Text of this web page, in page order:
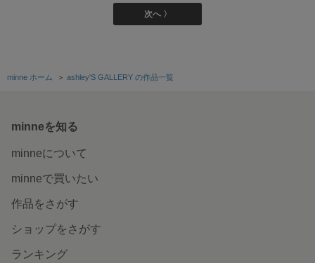
次へ 〉
minne ホーム ＞ ashley'S GALLERY の作品一覧
minneを知る
minneについて
minneで買いたい
作品をさがす
ショップをさがす
ランキング